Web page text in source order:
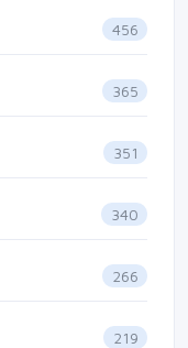
456
365
351
340
266
219